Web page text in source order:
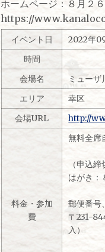
ホームページ：８月２６
https://
イベント日
2022年
時間
会場名
ミュー
エリア
幸区
会場URL
http://
料金・参加
費
無料全席
（申込締
はがき：
郵便番号
〒231-
入）